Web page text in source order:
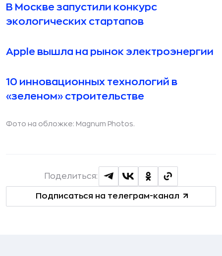
В Москве запустили конкурс
экологических стартапов
Apple вышла на рынок электроэнергии
10 инновационных технологий в
«зеленом» строительстве
Фото на обложке: Magnum Photos.
Подписаться на телеграм-канал
Поделиться: